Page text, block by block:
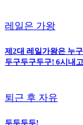
레일은 가왕
제2대 레일가왕은 누
두구두구두구! 6시내
퇴근 후 자유
두두두두!